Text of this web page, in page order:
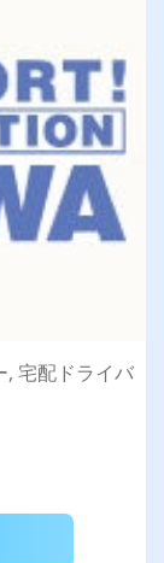
, 宅配ドライバ